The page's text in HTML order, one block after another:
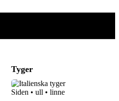
Tyger
Siden • ull • linne